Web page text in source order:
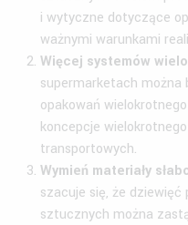
i wytyczne dotyczące
ważnymi warunkami
Więcej systemów
supermarketach można
opakowań
koncepcje
transportowych.
Wymień materiały
szacuje się, że
sztucznych można